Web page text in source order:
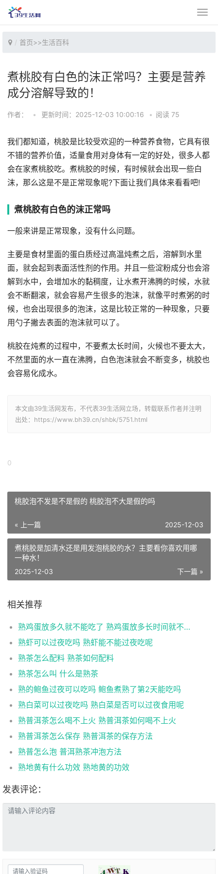
首页>>生活百科
煮桃胶有白色的沫正常吗？主要是营养
成分溶解导致的！
作者： • 更新时间：2025-12-03 10:00:16 • 阅读 75
我们都知道，桃胶是比较受欢迎的一种营养食物，它具有很
不错的营养价值，适量食用对身体有一定的好处，很多人都
会在家煮桃胶吃。煮桃胶的时候，有时候就会出现一些白
沫，那么这是不是正常现象呢?下面让我们具体来看看吧!
煮桃胶有白色的沫正常吗
一般来讲是正常现象，没有什么问题。
主要是食材里面的蛋白质经过高温炖煮之后，溶解到水里
面，就会起到表面活性剂的作用。并且一些淀粉成分也会溶
解到水中，会增加水的黏稠度，让水煮开沸腾的时候，水就
会不断翻滚，就会容易产生很多的泡沫，就像平时煮粥的时
候，也会出现很多的泡沫，这是比较正常的一种现象，只要
用勺子撇去表面的泡沫就可以了。
桃胶在炖煮的过程中，不要煮太长时间，火候也不要太大，
不然里面的水一直在沸腾，白色泡沫就会不断变多，桃胶也
会容易化成水。
本文由39生活网发布，不代表39生活网立场，转载联系作者并注明
出处：https://www.bh39.cn/shbk/5751.html
0
桃胶泡不发是不是假的 桃胶泡不大是假的吗
« 上一篇 2025-12-03
煮桃胶是加清水还是用发泡桃胶的水？主要看你喜欢用哪
一种水！
下一篇 »
2025-12-03
相关推荐
熟鸡蛋放多久就不能吃了 熟鸡蛋放多长时间就不能吃了
熟虾可以过夜吃吗 熟虾能不能过夜吃呢
熟茶怎么配料 熟茶如何配料
熟茶怎么叫 什么是熟茶
熟的鲍鱼过夜可以吃吗 鲍鱼煮熟了第2天能吃吗
熟白菜可以过夜吃吗 熟白菜是否可以过夜食用呢
熟普洱茶怎么喝不上火 熟普洱茶如何喝不上火
熟普洱茶怎么保存 熟普洱茶的保存方法
熟普怎么泡 普洱熟茶冲泡方法
熟地黄有什么功效 熟地黄的功效
发表评论：